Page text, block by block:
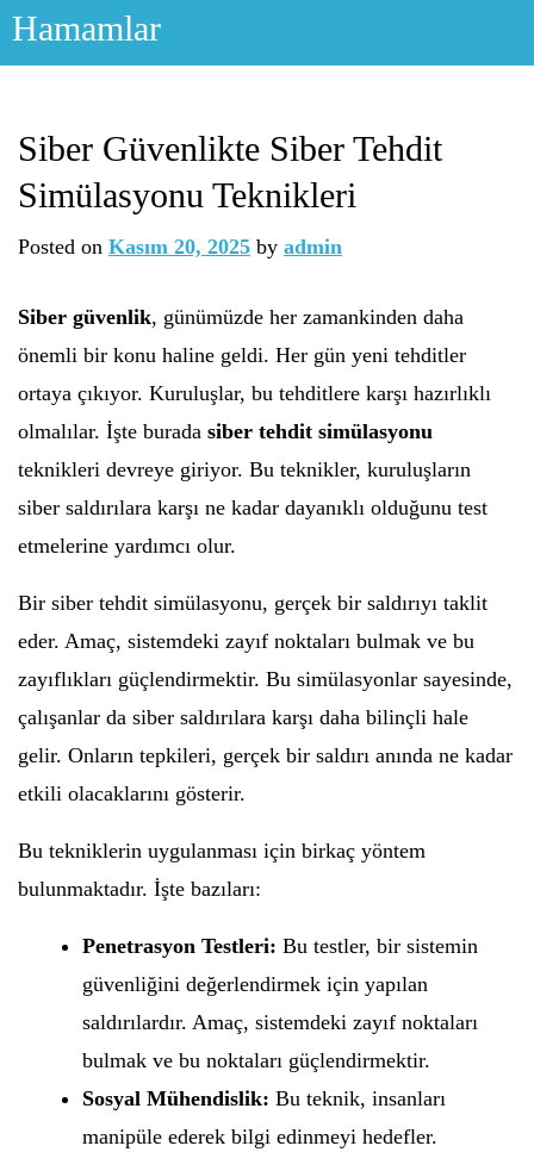
Skip
Hamamlar
Siber Güvenlikte Siber Tehdit
Simülasyonu Teknikleri
Posted on Kasım 20, 2025 by admin
Siber güvenlik, günümüzde her zamankinden daha
önemli bir konu haline geldi. Her gün yeni tehditler
ortaya çıkıyor. Kuruluşlar, bu tehditlere karşı hazırlıklı
olmalılar. İşte burada siber tehdit simülasyonu
teknikleri devreye giriyor. Bu teknikler, kuruluşların
siber saldırılara karşı ne kadar dayanıklı olduğunu test
etmelerine yardımcı olur.
Bir siber tehdit simülasyonu, gerçek bir saldırıyı taklit
eder. Amaç, sistemdeki zayıf noktaları bulmak ve bu
zayıflıkları güçlendirmektir. Bu simülasyonlar sayesinde,
çalışanlar da siber saldırılara karşı daha bilinçli hale
gelir. Onların tepkileri, gerçek bir saldırı anında ne kadar
etkili olacaklarını gösterir.
Bu tekniklerin uygulanması için birkaç yöntem
bulunmaktadır. İşte bazıları:
Penetrasyon Testleri: Bu testler, bir sistemin
güvenliğini değerlendirmek için yapılan
saldırılardır. Amaç, sistemdeki zayıf noktaları
bulmak ve bu noktaları güçlendirmektir.
Sosyal Mühendislik: Bu teknik, insanları
manipüle ederek bilgi edinmeyi hedefler.